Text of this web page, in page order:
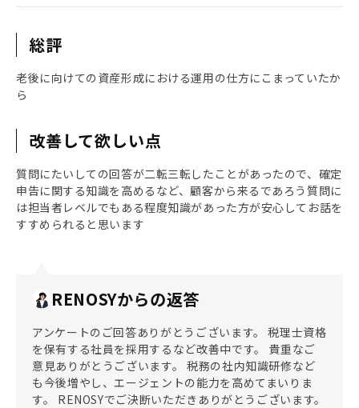
総評
老後に向けての資産形成における運用の仕方にこまっていたか
ら
改善して欲しい点
質問にたいしての回答が二転三転したことがあったので、確定
申告に関する知識を高めるなど、顧客から来るであろう質問に
は担当者レベルでもある程度知識があった方が安心してお話を
すすめられると思います
RENOSYからの返答
アンケートのご回答ありがとうございます。 税理士資格
を保有する社員を採用するなど改善中です。 貴重なご
意見ありがとうございます。 税務の社内知識研修など
も今後増やし、エージェントの能力を高めてまいりま
す。 RENOSYでご決断いただきありがとうございます。